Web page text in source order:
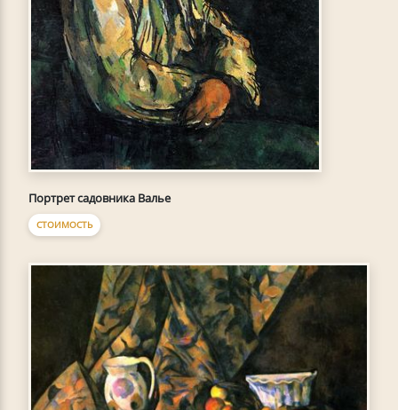
Портрет садовника Валье
СТОИМОСТЬ